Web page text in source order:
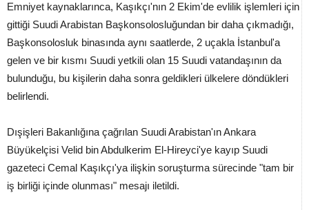
Emniyet kaynaklarınca, Kaşıkçı'nın 2 Ekim'de evlilik işlemleri için
gittiği Suudi Arabistan Başkonsolosluğundan bir daha çıkmadığı,
Başkonsolosluk binasında aynı saatlerde, 2 uçakla İstanbul'a
gelen ve bir kısmı Suudi yetkili olan 15 Suudi vatandaşının da
bulunduğu, bu kişilerin daha sonra geldikleri ülkelere döndükleri
belirlendi.
Dışişleri Bakanlığına çağrılan Suudi Arabistan'ın Ankara
Büyükelçisi Velid bin Abdulkerim El-Hireyci'ye kayıp Suudi
gazeteci Cemal Kaşıkçı'ya ilişkin soruşturma sürecinde "tam bir
iş birliği içinde olunması" mesajı iletildi.